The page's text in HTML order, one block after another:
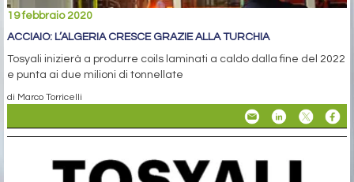
19 febbraio 2020
ACCIAIO: L’ALGERIA CRESCE GRAZIE ALLA TURCHIA
Tosyali inizierà a produrre coils laminati a caldo dalla fine del 2022
e punta ai due milioni di tonnellate
di Marco Torricelli